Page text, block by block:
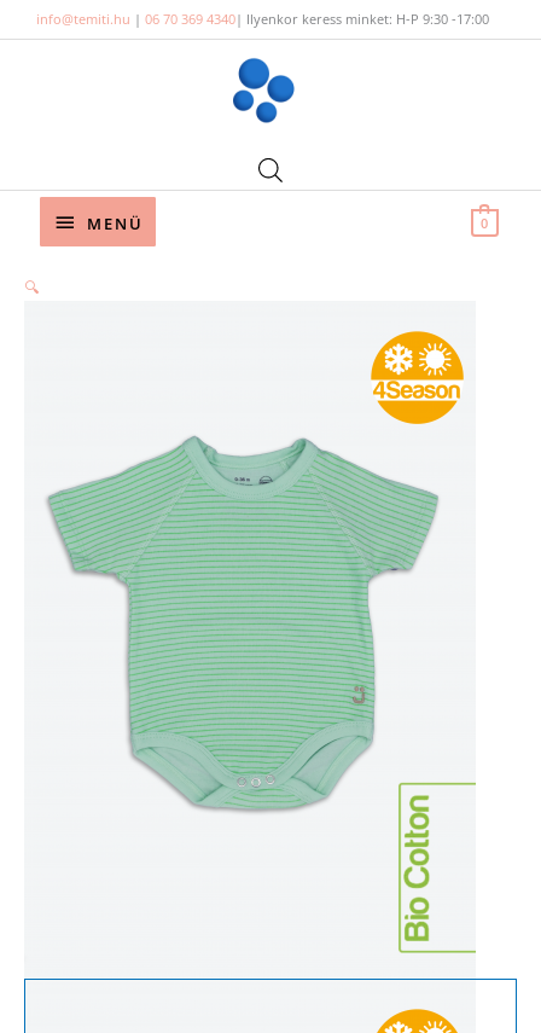
to
info@temiti.hu | 06 70 369 4340| Ilyenkor keress minket: H-P 9:30 -17:00
Below
MENÜ 0
🔍